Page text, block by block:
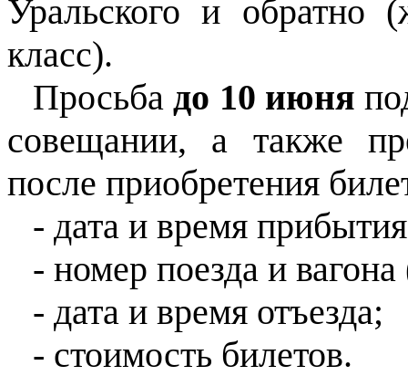
Уральского и обратно
класс).
Просьбадо 10 июня
совещании, а также
после приобретения
- дата и время
- номер поезда и вагона
- дата и время отъезда;
- стоимость билетов.